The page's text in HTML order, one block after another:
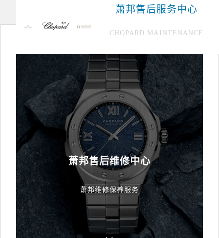
萧邦售后服务中心
CHOPARD MAINTENANCE
欢迎使用萧邦维修售后服务中心！
萧邦售后维修中心
萧邦维修保养服务
心介绍 联系我们